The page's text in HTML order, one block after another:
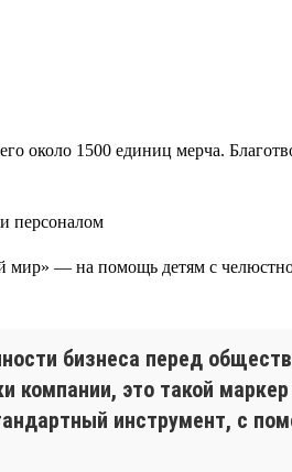
около 1500 единиц мерча.
— на помощь детям с
бизнеса перед
компании, это такой
инструмент, с